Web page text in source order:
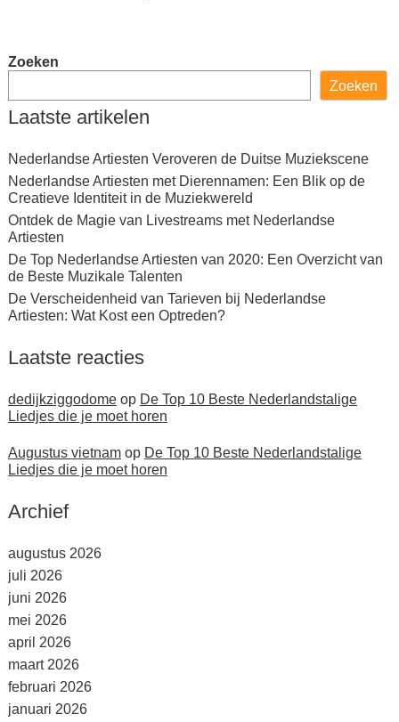
Zoeken
Zoeken
Laatste artikelen
Nederlandse Artiesten Veroveren de Duitse Muziekscene
Nederlandse Artiesten met Dierennamen: Een Blik op de
Creatieve Identiteit in de Muziekwereld
Ontdek de Magie van Livestreams met Nederlandse
Artiesten
De Top Nederlandse Artiesten van 2020: Een Overzicht van
de Beste Muzikale Talenten
De Verscheidenheid van Tarieven bij Nederlandse
Artiesten: Wat Kost een Optreden?
Laatste reacties
dedijkziggodomeop De Top 10 Beste Nederlandstalige
Liedjes die je moet horen
Augustus vietnamop De Top 10 Beste Nederlandstalige
Liedjes die je moet horen
Archief
augustus 2026
juli 2026
juni 2026
mei 2026
april 2026
maart 2026
februari 2026
januari 2026